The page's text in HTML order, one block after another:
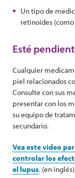
Un tipo de
retinoides
Esté
Cualquier
piel relacionados
Consulte con sus
presentar con los
su equipo de
secundario.
Vea este video
controlar los
el lupus. (en